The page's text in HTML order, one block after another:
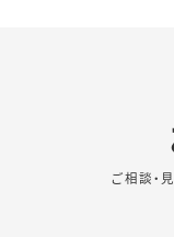
ご相談・